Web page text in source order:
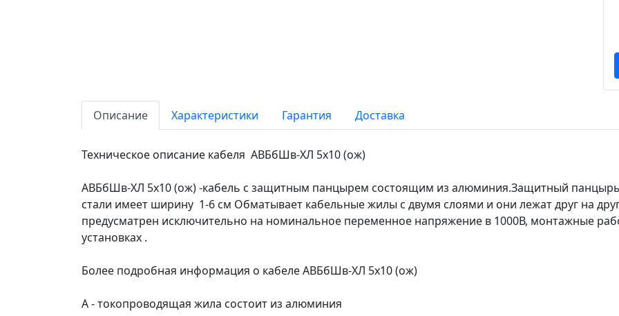
Описание Характеристики Гарантия Доставка
Техническое описание кабеля АВБбШв-ХЛ 5х10 (ож)
АВБбШв-ХЛ 5х10 (ож) -кабель с защитным панцырем состоящим из алюминия.Защитный
стали имеет ширину 1-6 см Обматывает кабельные жилы с двумя слоями и они лежат друг на
предусматрен исключительно на номинальное переменное напряжение в 1000В, монтажные
установках .
Более подробная информация о кабеле АВБбШв-ХЛ 5х10 (ож)
А - токопроводящая жила состоит из алюминия